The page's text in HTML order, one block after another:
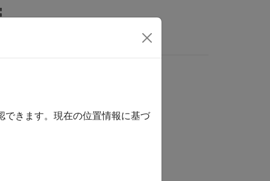
できます。現在の位置情報に基づ